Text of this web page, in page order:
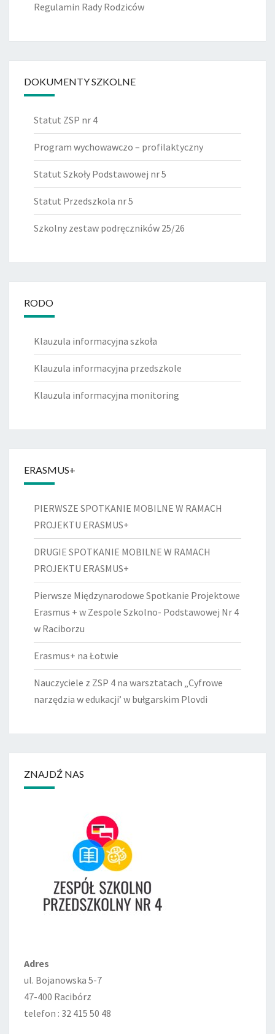
Regulamin Rady Rodziców
DOKUMENTY SZKOLNE
Statut ZSP nr 4
Program wychowawczo – profilaktyczny
Statut Szkoły Podstawowej nr 5
Statut Przedszkola nr 5
Szkolny zestaw podręczników 25/26
RODO
Klauzula informacyjna szkoła
Klauzula informacyjna przedszkole
Klauzula informacyjna monitoring
ERASMUS+
PIERWSZE SPOTKANIE MOBILNE W RAMACH
PROJEKTU ERASMUS+
DRUGIE SPOTKANIE MOBILNE W RAMACH
PROJEKTU ERASMUS+
Pierwsze Międzynarodowe Spotkanie Projektowe
Erasmus + w Zespole Szkolno- Podstawowej Nr 4
w Raciborzu
Erasmus+ na Łotwie
Nauczyciele z ZSP 4 na warsztatach „Cyfrowe
narzędzia w edukacji’ w bułgarskim Plovdi
ZNAJDŹ NAS
Adres
ul. Bojanowska 5-7
47-400 Racibórz
telefon : 32 415 50 48